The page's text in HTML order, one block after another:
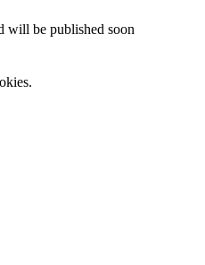
will be published soon